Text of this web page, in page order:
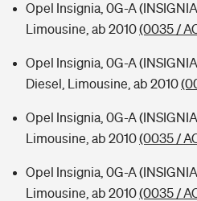
Opel Insignia, 0G-A (INSIGNIA
Limousine, ab 2010(0035 /
Opel Insignia, 0G-A
Diesel, Limousine, ab 2010
Opel Insignia, 0G-A
Limousine, ab 2010(0035 /
Opel Insignia, 0G-A
Limousine, ab 2010(0035 /